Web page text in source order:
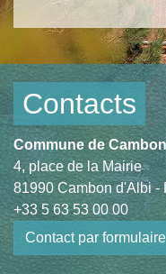
Contacts
Commune de
4, place de la Mairie
81990 Cambon d'Albi -
+33 5 63 53 00 00
Contact par formulaire